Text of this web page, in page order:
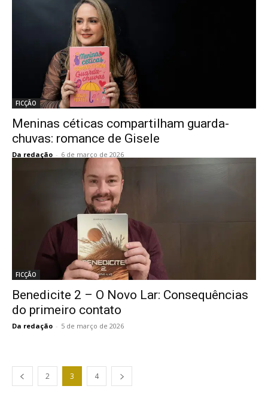
FICÇÃO
Meninas céticas compartilham guarda-
chuvas: romance de Gisele
Da redação - 6 de março de 2026
FICÇÃO
Benedicite 2 – O Novo Lar: Consequências
do primeiro contato
Da redação - 5 de março de 2026
2 3 4